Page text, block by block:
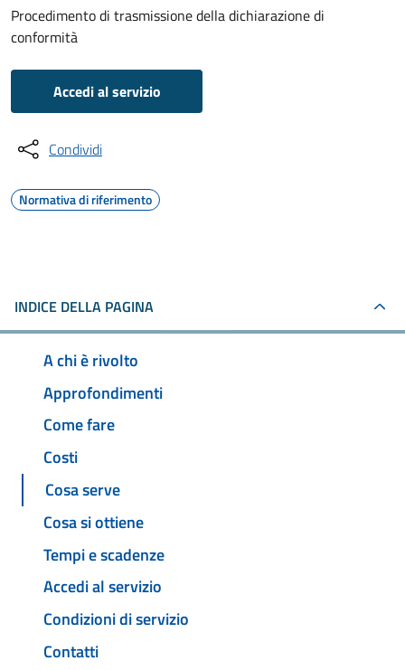
Procedimento di trasmissione della dichiarazione di
conformità
Accedi al servizio
Condividi
Normativa di riferimento
INDICE DELLA PAGINA
A chi è rivolto
Approfondimenti
Come fare
Costi
Cosa serve
Cosa si ottiene
Tempi e scadenze
Accedi al servizio
Condizioni di servizio
Contatti